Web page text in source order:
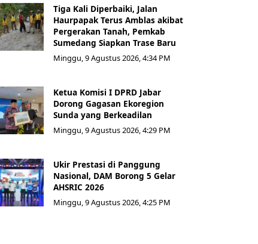
Tiga Kali Diperbaiki, Jalan
Haurpapak Terus Amblas akibat
Pergerakan Tanah, Pemkab
Sumedang Siapkan Trase Baru
Minggu, 9 Agustus 2026, 4:34 PM
Ketua Komisi I DPRD Jabar
Dorong Gagasan Ekoregion
Sunda yang Berkeadilan
Minggu, 9 Agustus 2026, 4:29 PM
Ukir Prestasi di Panggung
Nasional, DAM Borong 5 Gelar
AHSRIC 2026
Minggu, 9 Agustus 2026, 4:25 PM